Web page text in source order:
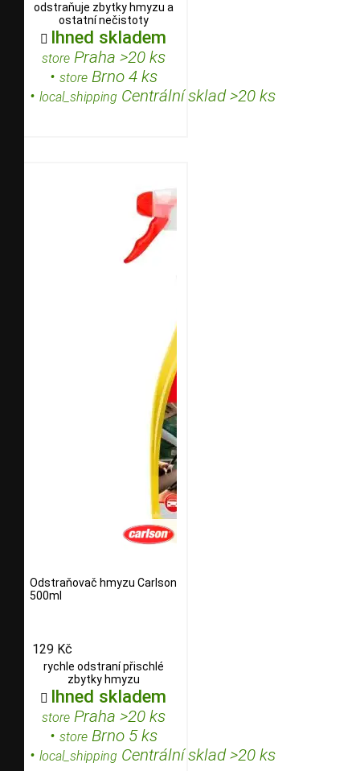
odstraňuje zbytky hmyzu a
ostatní nečistoty
 Ihned skladem
storePraha >20 ks
• storeBrno 4 ks
• local_shipping Centrální sklad >20 ks
Odstraňovač hmyzu Carlson
500ml
129 Kč
rychle odstraní přischlé
zbytky hmyzu
 Ihned skladem
storePraha >20 ks
• storeBrno 5 ks
• local_shipping Centrální sklad >20 ks